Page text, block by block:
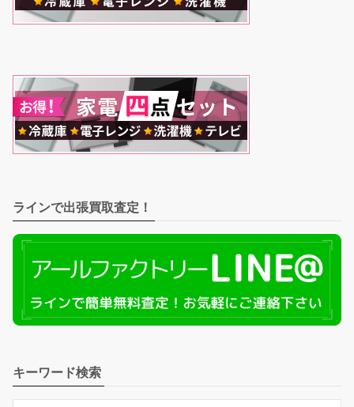
ラインで出張買取査定！
キーワード検索